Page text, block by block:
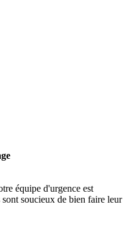
équipe d'urgence est
soucieux de bien faire leur